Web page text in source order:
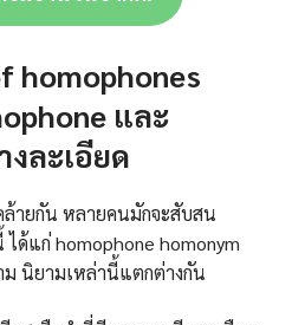
homophones
และ
งละเอียด
ล้ายกัน หลายคนมักจะสับสน
ด้แก่ homophone homonym
ม นิยามเหล่านี้แตกต่างกัน